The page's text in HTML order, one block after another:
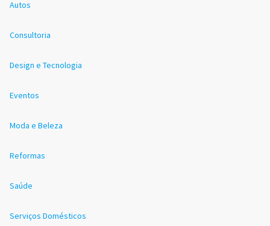
Autos
Consultoria
Design e Tecnologia
Eventos
Moda e Beleza
Reformas
Saúde
Serviços Domésticos